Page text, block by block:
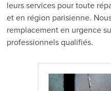
leurs services pour toute
et en région parisienne.
remplacement en urgence
professionnels qualifiés.